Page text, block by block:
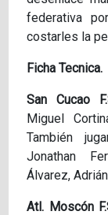
federativa
costarles la
Ficha Tecnica.
San Cucao
Miguel
También
Jonathan
Álvarez,
Atl. Moscón